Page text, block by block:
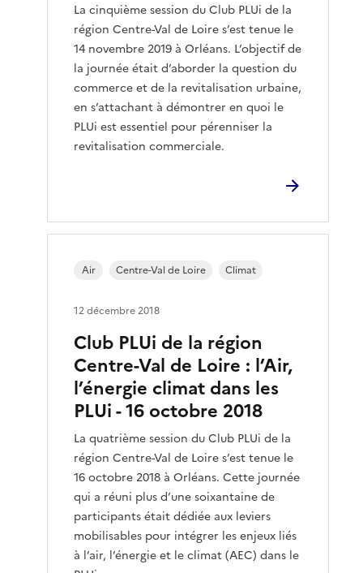
La cinquième session du Club PLUi de la
région Centre-Val de Loire s’est tenue le
14 novembre 2019 à Orléans. L’objectif de
la journée était d’aborder la question du
commerce et de la revitalisation urbaine,
en s’attachant à démontrer en quoi le
PLUi est essentiel pour pérenniser la
revitalisation commerciale.
Club PLUi de la région
Centre-Val de Loire : l’Air,
l’énergie climat dans les
PLUi - 16 octobre 2018
La quatrième session du Club PLUi de la
région Centre-Val de Loire s’est tenue le
16 octobre 2018 à Orléans. Cette journée
qui a réuni plus d’une soixantaine de
participants était dédiée aux leviers
mobilisables pour intégrer les enjeux liés
à l’air, l’énergie et le climat (AEC) dans le
Air Centre-Val de Loire Climat
12 décembre 2018